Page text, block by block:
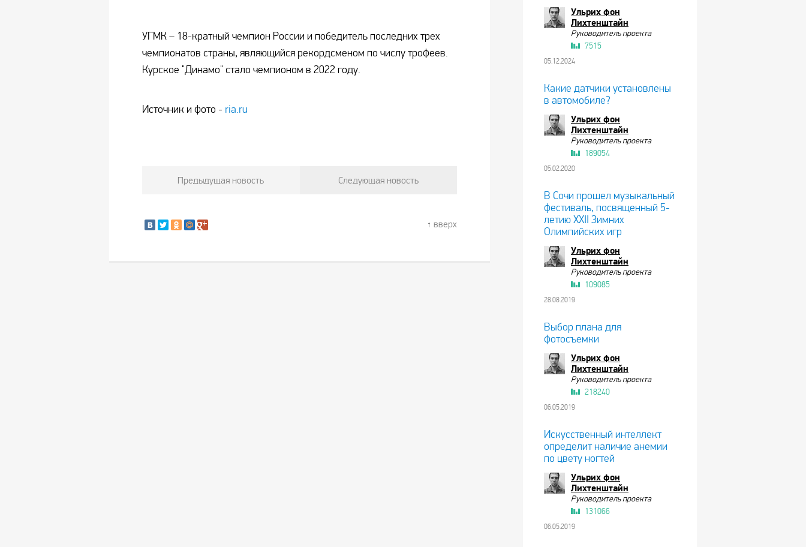
Ульрих фон
Лихтенштайн
Руководитель проекта
7515
05.12.2024
Какие датчики установлены
в автомобиле?
Ульрих фон
Лихтенштайн
Руководитель проекта
189054
05.02.2020
В Сочи прошел музыкальный
фестиваль, посвященный 5-
летию XXII Зимних
Олимпийских игр
Ульрих фон
Лихтенштайн
Руководитель проекта
109085
28.08.2019
Выбор плана для
фотосъемки
Ульрих фон
Лихтенштайн
Руководитель проекта
218240
06.05.2019
Искусственный интеллект
определит наличие анемии
по цвету ногтей
Ульрих фон
Лихтенштайн
Руководитель проекта
131066
06.05.2019
УГМК – 18-кратный чемпион России и победитель последних трех
чемпионатов страны, являющийся рекордсменом по числу трофеев.
Курское "Динамо" стало чемпионом в 2022 году.
Источник и фото - ria.ru
Предыдущая новость Следующая новость
вверх